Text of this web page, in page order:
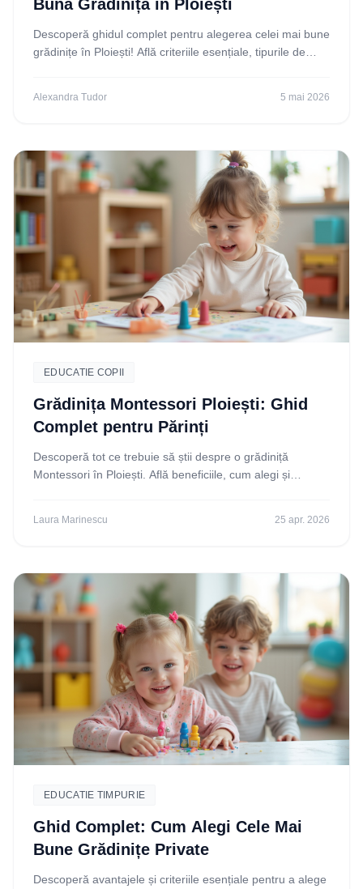
Bună Grădiniță în Ploiești
Descoperă ghidul complet pentru alegerea celei mai bune
grădinițe în Ploiești! Află criteriile esențiale, tipurile de
Alexandra Tudor 5 mai 2026
EDUCATIE COPII
Grădinița Montessori Ploiești: Ghid
Complet pentru Părinți
Descoperă tot ce trebuie să știi despre o grădiniță
Montessori în Ploiești. Află beneficiile, cum alegi și
Laura Marinescu 25 apr. 2026
EDUCATIE TIMPURIE
Ghid Complet: Cum Alegi Cele Mai
Bune Grădinițe Private
Descoperă avantajele și criteriile esențiale pentru a alege